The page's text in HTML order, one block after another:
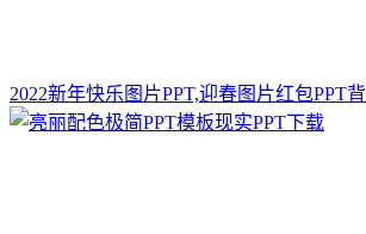
2022新年快乐图片PPT,迎春图片红包PPT